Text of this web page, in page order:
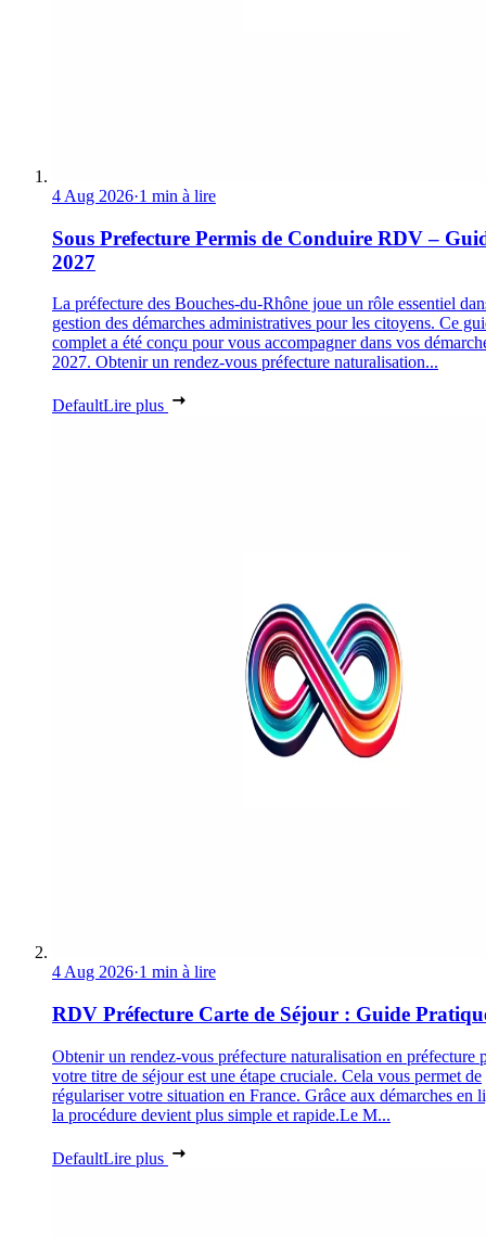
4 Aug 2026·1 min à lire
Sous Prefecture Permis de Conduire RDV –
2027
La préfecture des Bouches-du-Rhône joue un rôle essentiel
gestion des démarches administratives pour les citoyens. Ce
complet a été conçu pour vous accompagner dans vos
2027. Obtenir un rendez-vous préfecture naturalisation...
DefaultLire plus
4 Aug 2026·1 min à lire
RDV Préfecture Carte de Séjour : Guide
Obtenir un rendez-vous préfecture naturalisation en préfecture
votre titre de séjour est une étape cruciale. Cela vous permet de
régulariser votre situation en France. Grâce aux démarches en
la procédure devient plus simple et rapide.Le M...
DefaultLire plus